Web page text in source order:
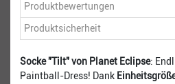
Produktbewertungen
Produktsicherheit
Socke "Tilt" von Planet Eclipse:
Paintball-Dress! Dank